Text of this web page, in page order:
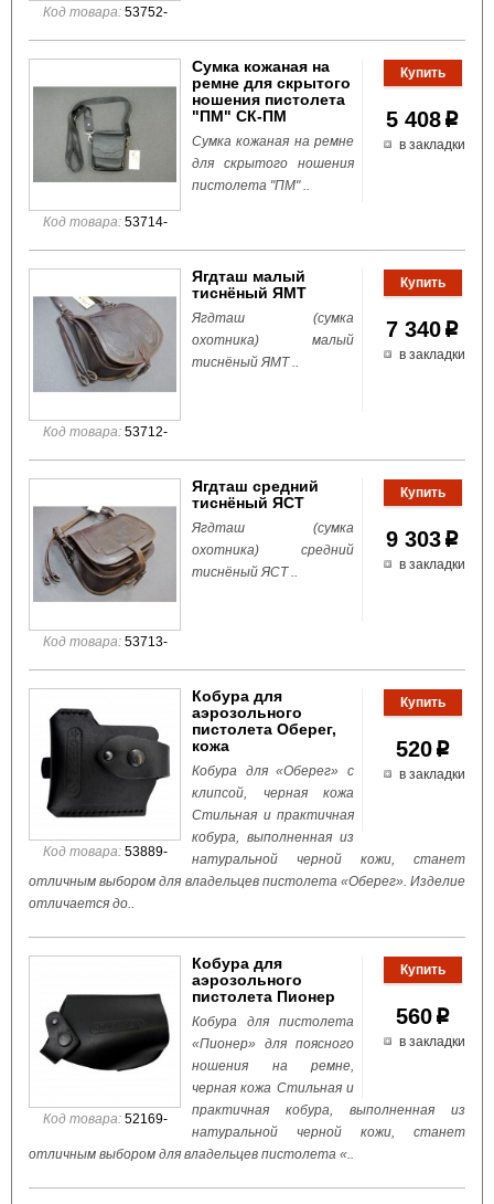
Код товара: 53752-
5 408 p
в закладки
Код товара: 53714-
Сумка кожаная на
ремне для скрытого
ношения пистолета
"ПМ" СК-ПМ
Сумка кожаная на ремне
для скрытого ношения
пистолета "ПМ" ..
7 340 p
в закладки
Код товара: 53712-
Ягдташ малый
тиснёный ЯМТ
Ягдташ (сумка
охотника) малый
тиснёный ЯМТ ..
9 303 p
в закладки
Код товара: 53713-
Ягдташ средний
тиснёный ЯСТ
Ягдташ (сумка
охотника) средний
тиснёный ЯСТ ..
520p
в закладки
Код товара: 53889-
Кобура для
аэрозольного
пистолета Оберег,
кожа
Кобура для «Оберег» с
клипсой, черная кожа
Стильная и практичная
кобура, выполненная из
натуральной черной кожи, станет
отличным выбором для владельцев пистолета «Оберег». Изделие
отличается до..
560p
в закладки
Код товара: 52169-
Кобура для
аэрозольного
пистолета Пионер
Кобура для пистолета
«Пионер» для поясного
ношения на ремне,
черная кожа Стильная и
практичная кобура, выполненная из
натуральной черной кожи, станет
отличным выбором для владельцев пистолета «..